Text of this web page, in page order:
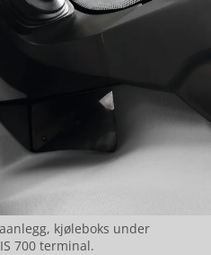
kjøleboks under
700 terminal.